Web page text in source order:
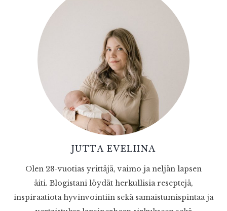
JUTTA EVELIINA
Olen 28-vuotias yrittäjä, vaimo ja neljän lapsen
äiti. Blogistani löydät herkullisia reseptejä,
inspiraatiota hyvinvointiin sekä samaistumispintaa ja